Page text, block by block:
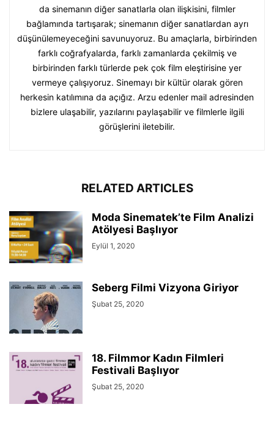
da sinemanın diğer sanatlarla olan ilişkisini, filmler
bağlamında tartışarak; sinemanın diğer sanatlardan ayrı
düşünülemeyeceğini savunuyoruz. Bu amaçlarla, birbirinden
farklı coğrafyalarda, farklı zamanlarda çekilmiş ve
birbirinden farklı türlerde pek çok film eleştirisine yer
vermeye çalışıyoruz. Sinemayı bir kültür olarak gören
herkesin katılımına da açığız. Arzu edenler mail adresinden
bizlere ulaşabilir, yazılarını paylaşabilir ve filmlerle ilgili
görüşlerini iletebilir.
RELATED ARTICLES
Moda Sinematek’te Film Analizi
Atölyesi Başlıyor
Eylül 1, 2020
Seberg Filmi Vizyona Giriyor
Şubat 25, 2020
18. Filmmor Kadın Filmleri
Festivali Başlıyor
Şubat 25, 2020